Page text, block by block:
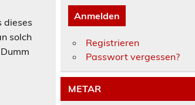
dieses
solch
Anmelden
Registrieren
Passwort vergessen?
METAR